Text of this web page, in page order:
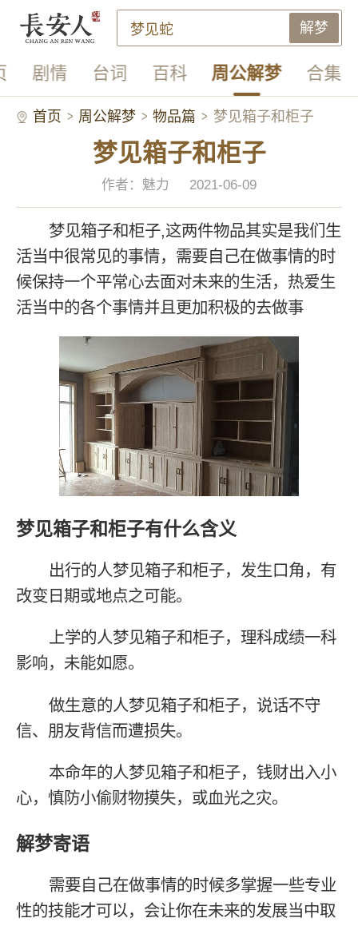
解梦
剧情 台词 百科 周公解梦 合集
首页 周公解梦 物品篇 梦见箱子和柜子
梦见箱子和柜子
作者：魅力 2021-06-09
梦见箱子和柜子,这两件物品其实是我们生
活当中很常见的事情，需要自己在做事情的时
候保持一个平常心去面对未来的生活，热爱生
活当中的各个事情并且更加积极的去做事
梦见箱子和柜子有什么含义
出行的人梦见箱子和柜子，发生口角，有
改变日期或地点之可能。
上学的人梦见箱子和柜子，理科成绩一科
影响，未能如愿。
做生意的人梦见箱子和柜子，说话不守
信、朋友背信而遭损失。
本命年的人梦见箱子和柜子，钱财出入小
心，慎防小偷财物摸失，或血光之灾。
解梦寄语
需要自己在做事情的时候多掌握一些专业
性的技能才可以，会让你在未来的发展当中取